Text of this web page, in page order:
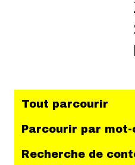
Tout parcourir
Parcourir par mot-
Recherche de